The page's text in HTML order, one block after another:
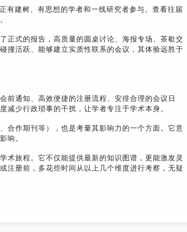
有建树、有思想的学者和一线研究者参与。查看往届
正式的报告，高质量的圆桌讨论、海报专场、茶歇交
撞活跃、能够建立实质性联系的会议，其体验远胜于
前通知、高效便捷的注册流程、安排合理的会议日
减少行政琐事的干扰，让学者专注于学术本身。
合作期刊等），也是考量其影响力的一个方面。它意
响。
术旅程。它不仅能提供最新的知识图谱，更能激发灵
注册前，多花些时间从以上几个维度进行考察，无疑